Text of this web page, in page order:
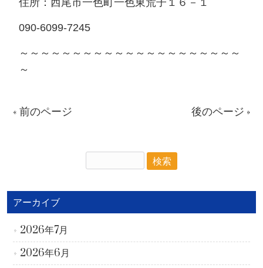
住所：西尾市一色町一色東荒子１６－１
090-6099-7245
～～～～～～～～～～～～～～～～～～～～～
～
« 前のページ 後のページ »
アーカイブ
2026年7月
2026年6月